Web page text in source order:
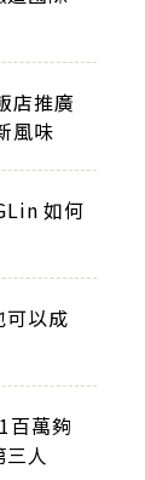
店推廣
風味
如何
可以成
百萬夠
人